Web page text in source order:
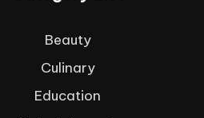
Beauty
Culinary
Education